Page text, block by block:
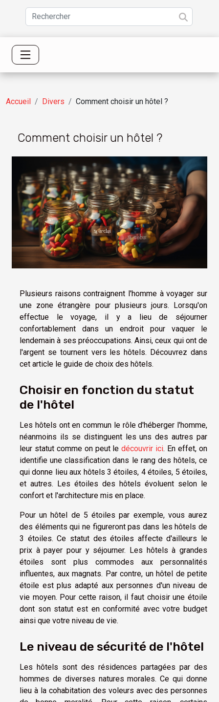
Accueil Divers Comment choisir un hôtel ?
Comment choisir un hôtel ?
Plusieurs raisons contraignent l'homme à voyager sur
une zone étrangère pour plusieurs jours. Lorsqu'on
effectue le voyage, il y a lieu de séjourner
confortablement dans un endroit pour vaquer le
lendemain à ses préoccupations. Ainsi, ceux qui ont de
l'argent se tournent vers les hôtels. Découvrez dans
cet article le guide de choix des hôtels.
Choisir en fonction du statut
de l'hôtel
Les hôtels ont en commun le rôle d'héberger l'homme,
néanmoins ils se distinguent les uns des autres par
leur statut comme on peut ledécouvrir ici. En effet, on
identifie une classification dans le rang des hôtels, ce
qui donne lieu aux hôtels 3 étoiles, 4 étoiles, 5 étoiles,
et autres. Les étoiles des hôtels évoluent selon le
confort et l'architecture mis en place.
Pour un hôtel de 5 étoiles par exemple, vous aurez
des éléments qui ne figureront pas dans les hôtels de
3 étoiles. Ce statut des étoiles affecte d'ailleurs le
prix à payer pour y séjourner. Les hôtels à grandes
étoiles sont plus commodes aux personnalités
influentes, aux magnats. Par contre, un hôtel de petite
étoile est plus adapté aux personnes d'un niveau de
vie moyen. Pour cette raison, il faut choisir une étoile
dont son statut est en conformité avec votre budget
ainsi que votre niveau de vie.
Le niveau de sécurité de l'hôtel
Les hôtels sont des résidences partagées par des
hommes de diverses natures morales. Ce qui donne
lieu à la cohabitation des voleurs avec des personnes